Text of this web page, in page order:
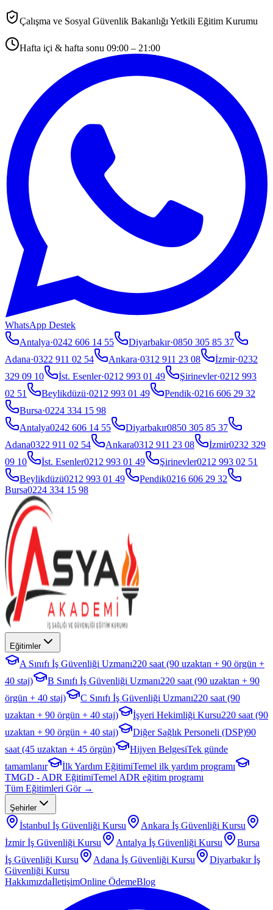
Çalışma ve Sosyal Güvenlik Bakanlığı Yetkili Eğitim Kurumu
Hafta içi & hafta sonu 09:00 – 21:00
WhatsApp Destek
Antalya·0242 606 14 55 Diyarbakır·0850 305 85 37
Adana·0322 911 02 54 Ankara·0312 911 23 08 İzmir·0232
329 09 10
İst. Esenler·0212 993 01 49 Şirinevler·0212 993
02 51
Beylikdüzü·0212 993 01 49 Pendik·0216 606 29 32
Bursa·0224 334 15 98
Antalya0242 606 14 55 Diyarbakır0850 305 85 37
Adana0322 911 02 54 Ankara0312 911 23 08 İzmir0232 329
09 10
İst. Esenler0212 993 01 49 Şirinevler0212 993 02 51
Beylikdüzü0212 993 01 49 Pendik0216 606 29 32
Bursa0224 334 15 98
Eğitimler
A Sınıfı İş Güvenliği Uzmanı220 saat (90 uzaktan + 90 örgün +
40 staj)
B Sınıfı İş Güvenliği Uzmanı220 saat (90 uzaktan + 90
örgün + 40 staj)
C Sınıfı İş Güvenliği Uzmanı220 saat (90
uzaktan + 90 örgün + 40 staj)
İşyeri Hekimliği Kursu220 saat (90
uzaktan + 90 örgün + 40 staj)
Diğer Sağlık Personeli (DSP)90
saat (45 uzaktan + 45 örgün)
Hijyen BelgesiTek günde
tamamlanır
İlk Yardım EğitimiTemel ilk yardım programı
TMGD - ADR EğitimiTemel ADR eğitim programı
Tüm Eğitimleri Gör →
Şehirler
İstanbul İş Güvenliği Kursu Ankara İş Güvenliği Kursu
İzmirİş Güvenliği Kursu Antalya İş Güvenliği Kursu
Bursa
İş Güvenliği Kursu
Adana İş Güvenliği Kursu Diyarbakırİş
Güvenliği Kursu
HakkımızdaİletişimOnline ÖdemeBlog